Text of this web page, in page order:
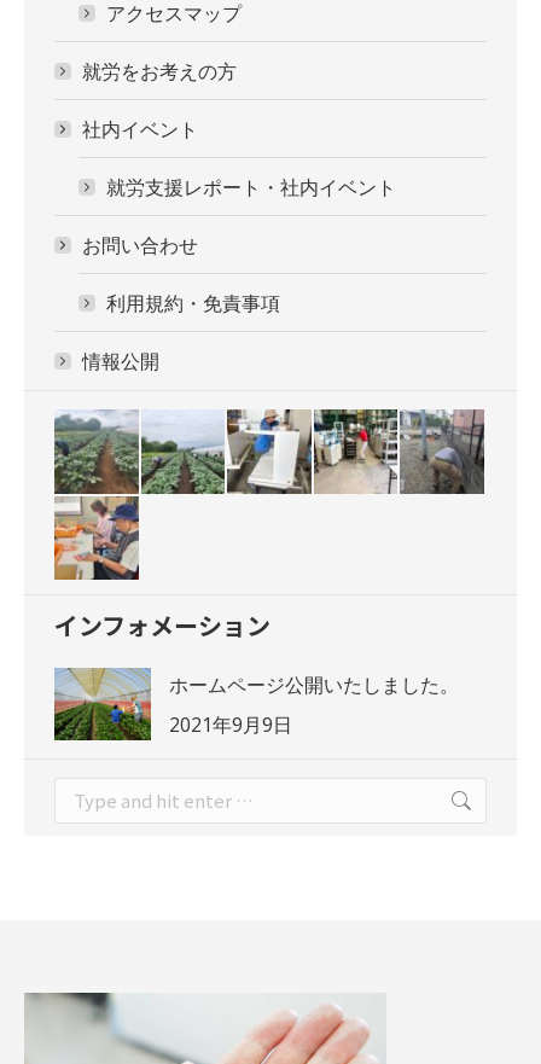
アクセスマップ
就労をお考えの方
社内イベント
就労支援レポート・社内イベント
お問い合わせ
利用規約・免責事項
情報公開
インフォメーション
ホームページ公開いたしました。
2021年9月9日
Search: